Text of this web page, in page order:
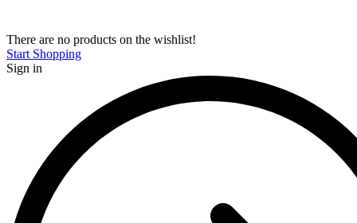
There are no products on the wishlist!
Start Shopping
Sign in